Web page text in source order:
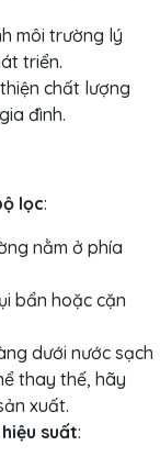
môi trường lý
triển.
chất lượng
đình.
lọc:
nằm ở phía
bẩn hoặc cặn
dưới nước sạch
thay thế, hãy
xuất.
suất: